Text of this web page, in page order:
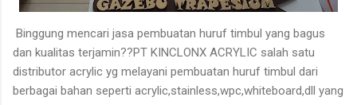
Binggung mencari jasa pembuatan huruf timbul yang bagus
dan kualitas terjamin??PT KINCLONX ACRYLIC salah satu
distributor acrylic yg melayani pembuatan huruf timbul dari
berbagai bahan seperti acrylic,stainless,wpc,whiteboard,dll yang